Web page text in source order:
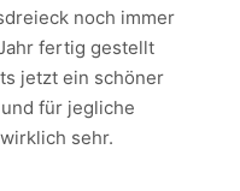
noch immer
fertig gestellt
jetzt ein schöner
für jegliche
sehr.